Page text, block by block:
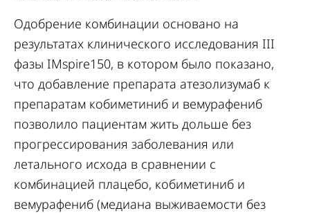
Одобрение комбинации основано на
результатах клинического исследования III
фазы IMspire150, в котором было показано,
что добавление препарата атезолизумаб к
препаратам кобиметиниб и вемурафениб
позволило пациентам жить дольше без
прогрессирования заболевания или
летального исхода в сравнении с
комбинацией плацебо, кобиметиниб и
вемурафениб (медиана выживаемости без